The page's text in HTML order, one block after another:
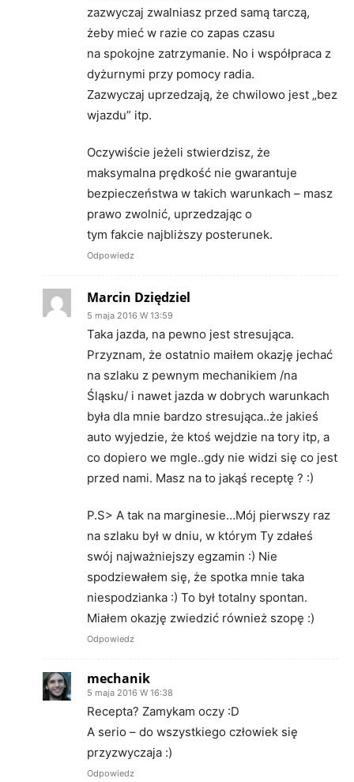
zazwyczaj zwalniasz przed samą tarczą,
żeby mieć w razie co zapas czasu
na spokojne zatrzymanie. No i współpraca z
dyżurnymi przy pomocy radia.
Zazwyczaj uprzedzają, że chwilowo jest „bez
wjazdu” itp.
Oczywiście jeżeli stwierdzisz, że
maksymalna prędkość nie gwarantuje
bezpieczeństwa w takich warunkach – masz
prawo zwolnić, uprzedzając o
tym fakcie najbliższy posterunek.
Odpowiedz
Marcin Dziędziel
5 maja 2016 W 13:59
Taka jazda, na pewno jest stresująca.
Przyznam, że ostatnio maiłem okazję jechać
na szlaku z pewnym mechanikiem /na
Śląsku/ i nawet jazda w dobrych warunkach
była dla mnie bardzo stresująca..że jakieś
auto wyjedzie, że ktoś wejdzie na tory itp, a
co dopiero we mgle..gdy nie widzi się co jest
przed nami. Masz na to jakąś receptę ? :)
P.S> A tak na marginesie…Mój pierwszy raz
na szlaku był w dniu, w którym Ty zdałeś
swój najważniejszy egzamin :) Nie
spodziewałem się, że spotka mnie taka
niespodzianka :) To był totalny spontan.
Miałem okazję zwiedzić również szopę :)
Odpowiedz
mechanik
5 maja 2016 W 16:38
Recepta? Zamykam oczy :D
A serio – do wszystkiego człowiek się
przyzwyczaja :)
Odpowiedz